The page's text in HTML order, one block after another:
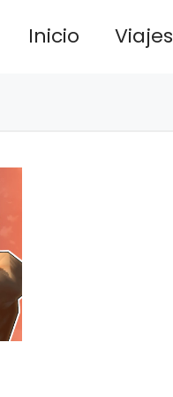
Inicio Viajes